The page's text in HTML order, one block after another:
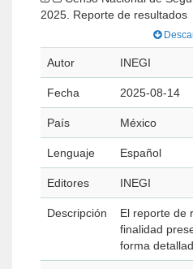
2025. Reporte de resultados
Autor INEGI
Fecha 2025-08-14
País México
Lenguaje Español
Editores INEGI
Descripción
El reporte de
finalidad
forma